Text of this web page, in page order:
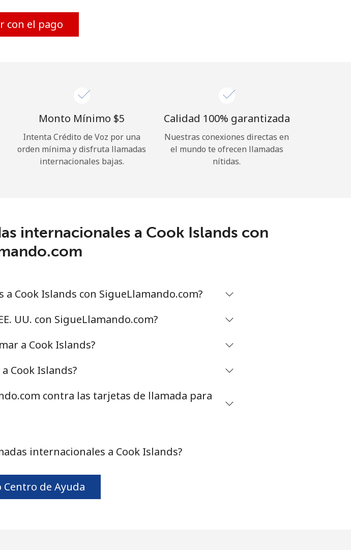
recibir nuestras mejores
¿Olvidaste tu contraseña? →
o
con
con el pago
Monto Mínimo ⁦$5⁩
Intenta Crédito de Voz por una
orden mínima y disfruta llamadas
internacionales bajas.
Calidad 100% garantizada
Nuestras conexiones directas en
el mundo te ofrecen llamadas
nítidas.
internacionales a Cook Islands con
Cook Islands con SigueLlamando.com?
UU. con SigueLlamando.com?
a Cook Islands?
Cook Islands?
contra las tarjetas de llamada para
internacionales a Cook Islands?
de Ayuda